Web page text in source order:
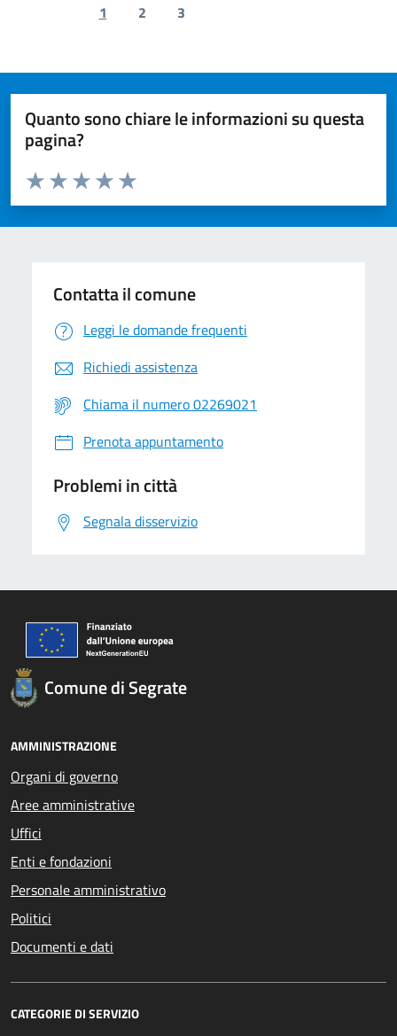
Previous page
1 2 3
Quanto sono chiare le informazioni su questa
pagina?
Valuta da 1 a 5 stelle la pagina
Valuta 5 stelle su 5
Valuta 4 stelle su 5
Valuta 3 stelle su 5
Valuta 2 stelle su 5
Valuta 1 stelle su 5
Contatta il comune
Leggi le domande frequenti
Richiedi assistenza
Chiama il numero 02269021
Prenota appuntamento
Problemi in città
Segnala disservizio
Comune di Segrate
AMMINISTRAZIONE
Organi di governo
Aree amministrative
Uffici
Enti e fondazioni
Personale amministrativo
Politici
Documenti e dati
CATEGORIE DI SERVIZIO